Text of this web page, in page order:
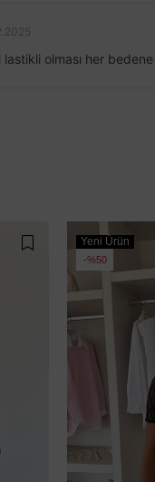
lastikli olması her
Yeni Ürün
%50